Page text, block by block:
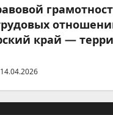
край —
14.04.2026